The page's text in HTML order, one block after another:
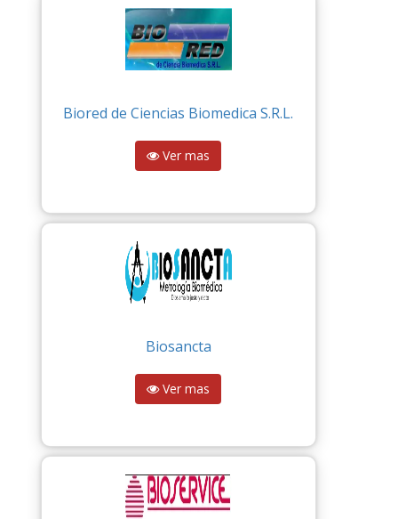
Biored de Ciencias Biomedica S.R.L.
Ver mas
Biosancta
Ver mas